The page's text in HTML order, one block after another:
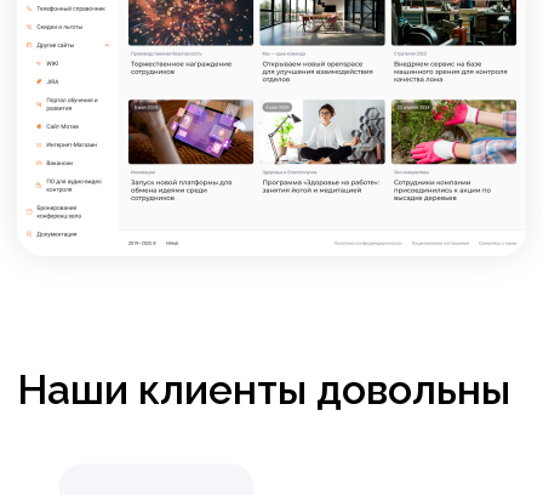
Познакомься с нами
в социальных сетях
Пообщайся с поддержкой
в группе ВК